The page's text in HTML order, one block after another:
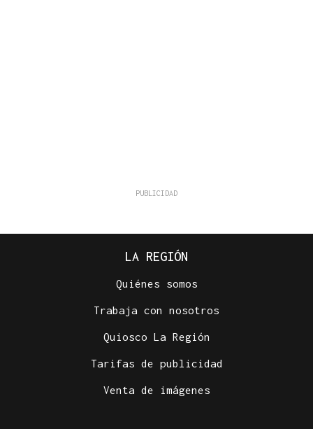
LA REGIÓN
Quiénes somos
Trabaja con nosotros
Quiosco La Región
Tarifas de publicidad
Venta de imágenes